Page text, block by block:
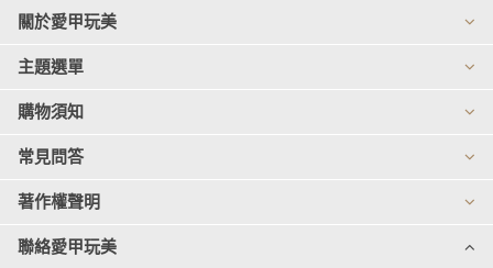
關於愛甲玩美
主題選單
購物須知
常見問答
著作權聲明
聯絡愛甲玩美